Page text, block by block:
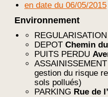
en date du 06/05/2015
Environnement
DEPOT Chemin
PUITS PERDU
gestion du risque
sols pollués)
PARKING Rue de